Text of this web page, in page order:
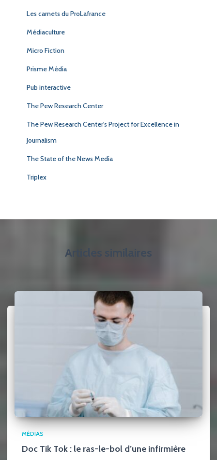
Les carnets du ProLafrance
Médiaculture
Micro Fiction
Prisme Média
Pub interactive
The Pew Research Center
The Pew Research Center's Project for Excellence in
Journalism
The State of the News Media
Triplex
Articles similaires
MÉDIAS
Doc Tik Tok : le ras-le-bol d’une infirmière